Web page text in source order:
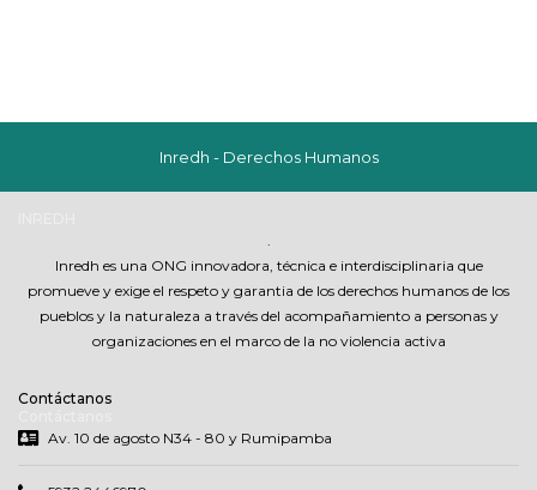
Inredh - Derechos Humanos
Inredh es una ONG innovadora, técnica e interdisciplinaria que
promueve y exige el respeto y garantia de los derechos humanos de los
pueblos y la naturaleza a través del acompañamiento a personas y
organizaciones en el marco de la no violencia activa
Contáctanos
Av. 10 de agosto N34 - 80 y Rumipamba